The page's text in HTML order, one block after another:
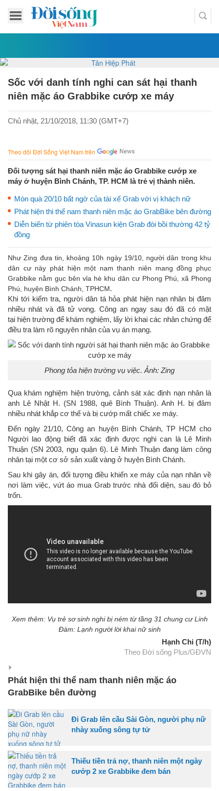
Sốc với danh tính nghi can sát hại thanh
niên mặc áo Grabbike cướp xe máy
Chủ nhật, 21/10/2018, 11:30 (GMT+7)
Theo dõi Đời Sống Việt Nam trên
Đối tượng sát hại thanh niên mặc áo Grabbike cướp xe
máy ở huyện Bình Chánh, TP. HCM là trẻ vị thành niên.
Món quà 20/10 bất ngờ của tài xế Grab với vị khách nữ
Phát hiện thi thể nam thanh niên mặc áo GrabBike bên đường
Diễn biến từ phiên tòa Vinasun kiện Grab đòi bồi thường 42 tỷ
đồng
Như Zing đưa tin, khoảng 10h ngày 19/10, người dân trong khu
dân cư này phát hiện một nam thanh niên mang đồng phục
Grabbike nằm gục bên vỉa hè khu dân cư Phong Phú, xã Phong
Phú, huyện Bình Chánh, TPHCM.
Khi tới kiểm tra, người dân tá hỏa phát hiện nạn nhân bị đâm
nhiều nhát và đã tử vong. Công an ngay sau đó đã có mặt
tại hiện trường để khám nghiệm, lấy lời khai các nhân chứng để
điều tra làm rõ nguyên nhân của vụ án mạng.
Phong tỏa hiện trường vụ việc. Ảnh: Zing
Qua khám nghiệm hiện trường, cảnh sát xác định nạn nhân là
anh Lê Nhật H. (SN 1988, quê Bình Thuận). Anh H. bị đâm
nhiều nhát khắp cơ thể và bị cướp mất chiếc xe máy.
Đến ngày 21/10, Công an huyện Bình Chánh, TP HCM cho
Người lao động biết đã xác định được nghi can là Lê Minh
Thuận (SN 2003, ngụ quận 6). Lê Minh Thuận đang làm công
nhân tại một cơ sở sản xuất vàng ở huyện Bình Chánh.
Sau khi gây án, đối tượng điều khiển xe máy của nạn nhân về
nơi làm việc, vứt áo mua Grab trước nhà đối diện, sau đó bỏ
trốn.
Xem thêm: Vụ trẻ sơ sinh nghi bị ném từ tầng 31 chung cư Linh
Đàm: Lạnh người lời khai nữ sinh
Hạnh Chi (T/h)
Theo Đời sống Plus/GĐVN
Phát hiện thi thể nam thanh niên mặc áo
GrabBike bên đường
Đi Grab lên cầu Sài Gòn, người phụ nữ
nhày xuống sông tự tử
Thiếu tiền trả nợ, thanh niên một ngày
cướp 2 xe Grabbike đem bán